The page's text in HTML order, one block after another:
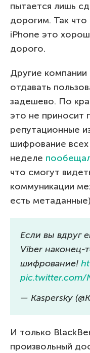
пытается лишь
дорогим. Так что
iPhone это
дорого.
Другие
отдавать
задешево. По
это не приносит
репутационные
шифрование
неделе
что смогут
коммуникации
есть
Если вы вдруг
Viber наконец-
шифрование!
pic.twitter.com/
— Kaspersky
И только
произвольный